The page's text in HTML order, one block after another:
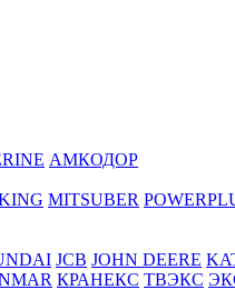
АМКОДОР
MITSUBER
JCB JOHN DEERE
КРАНЕКС ТВЭКС